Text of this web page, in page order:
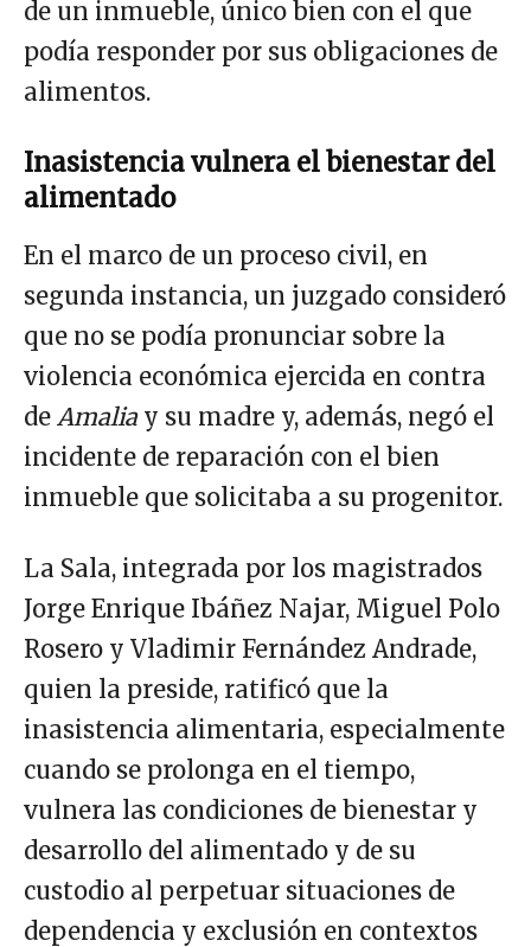
de un inmueble, único bien con el que
podía responder por sus obligaciones de
alimentos.
Inasistencia vulnera el bienestar del
alimentado
En el marco de un proceso civil, en
segunda instancia, un juzgado consideró
que no se podía pronunciar sobre la
violencia económica ejercida en contra
de Amalia y su madre y, además, negó el
incidente de reparación con el bien
inmueble que solicitaba a su progenitor.
La Sala, integrada por los magistrados
Jorge Enrique Ibáñez Najar, Miguel Polo
Rosero y Vladimir Fernández Andrade,
quien la preside, ratificó que la
inasistencia alimentaria, especialmente
cuando se prolonga en el tiempo,
vulnera las condiciones de bienestar y
desarrollo del alimentado y de su
custodio al perpetuar situaciones de
dependencia y exclusión en contextos